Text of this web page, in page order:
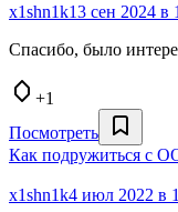
x1shn1k13 сен 2024 в
Спасибо, было
+1
Посмотреть
Как подружиться с
x1shn1k4 июл 2022 в